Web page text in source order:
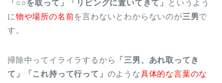
「○○を取って」「リビングに置いてきて」
というよう
に物や場所の名前を言わないとわからないのが三男で
す。
掃除中ってイライラするから
「三男、あれ取ってき
て」「これ持って行って」 のような具体的な言葉のな